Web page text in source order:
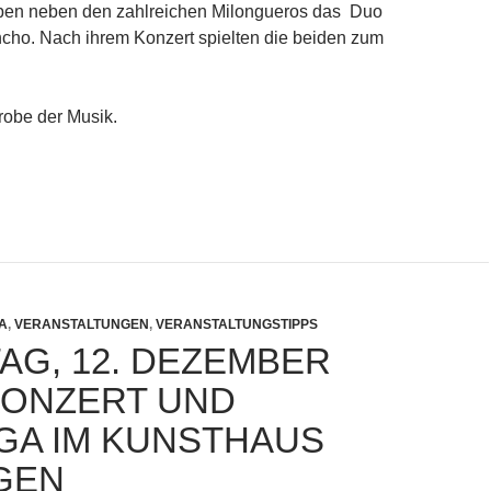
neben den zahlreichen Milongueros das Duo
Nach ihrem Konzert spielten die beiden zum
der Musik.
DAS KONZERT UND MILONGA IM KUNSTHAUS
, VERANSTALTUNGEN, VERANSTALTUNGSTIPPS
12. DEZEMBER
UND
IM KUNSTHAUS